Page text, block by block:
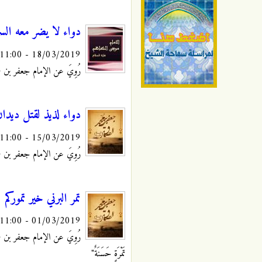
دواء لا يضر معه
18/03/2019 - 11:00
رُوِيَ عن الإمام جعفر بن
دواء لذيذ لقتل
15/03/2019 - 11:00
رُوِيَ عن الإمام جعفر بن
تمر البرني خير تموركم
01/03/2019 - 11:00
رُوِيَ عن الإمام جعفر بن
تَمْرَةٍ حَسَنَةٌ"